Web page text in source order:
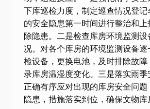
下库巡检力度，制定巡查情况登
的安全隐患第一时间进行整治和上
除隐患。二是检查库房环境监测
况。对各个库房的环境监测设备逐
检设备，更换电池，及时排除故
录库房温湿度变化。三是落实雨季
正确有序应对出现的库房安全问题
隐患，措施落实到位，确保文物库